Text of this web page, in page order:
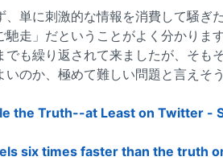
、単に刺激的な情報を消費して騒ぎ
馳走」だということがよく分かりま
でも繰り返されて来ましたが、そも
いのか、極めて難しい問題と言えそう
the Truth--at Least on Twitter -
six times faster than the truth